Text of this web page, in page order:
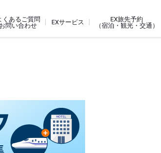
くあるご質問
お問い合わせ
EXサービス
EX旅先予約
（宿泊・観光・交通）